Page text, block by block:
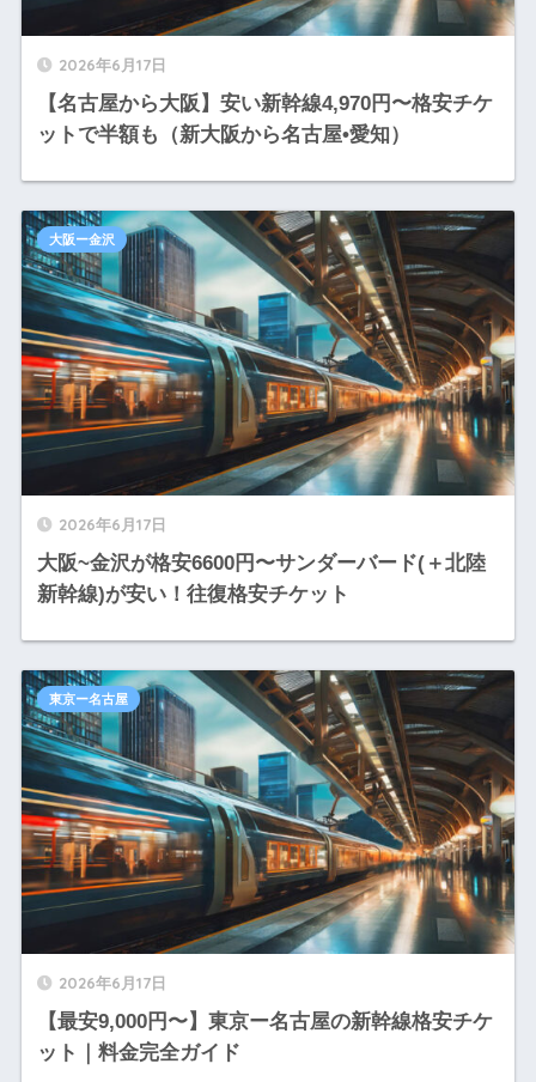
2026年6月17日
【名古屋から大阪】安い新幹線4,970円〜格安チケ
ットで半額も（新大阪から名古屋•愛知）
2026年6月17日
大阪~金沢が格安6600円〜サンダーバード(＋北陸
新幹線)が安い！往復格安チケット
大阪ー金沢
2026年6月17日
【最安9,000円〜】東京ー名古屋の新幹線格安チケ
ット｜料金完全ガイド
東京ー名古屋